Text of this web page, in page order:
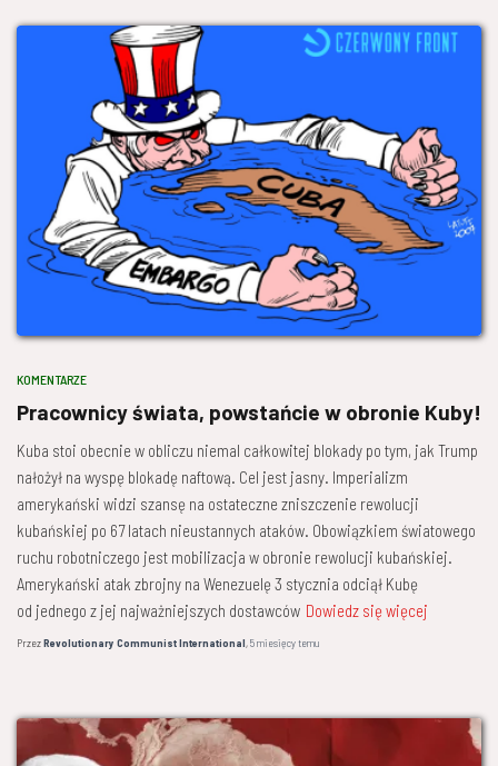
KOMENTARZE
Pracownicy świata, powstańcie w obronie Kuby!
Kuba stoi obecnie w obliczu niemal całkowitej blokady po tym, jak Trump
nałożył na wyspę blokadę naftową. Cel jest jasny. Imperializm
amerykański widzi szansę na ostateczne zniszczenie rewolucji
kubańskiej po 67 latach nieustannych ataków. Obowiązkiem światowego
ruchu robotniczego jest mobilizacja w obronie rewolucji kubańskiej.
Amerykański atak zbrojny na Wenezuelę 3 stycznia odciął Kubę
od jednego z jej najważniejszych dostawców Dowiedz się więcej
PrzezRevolutionary Communist International,5 miesięcytemu